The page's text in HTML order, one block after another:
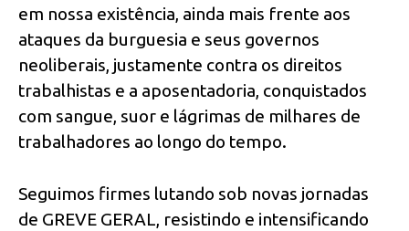
em nossa existência, ainda mais frente aos
ataques da burguesia e seus governos
neoliberais, justamente contra os direitos
trabalhistas e a aposentadoria, conquistados
com sangue, suor e lágrimas de milhares de
trabalhadores ao longo do tempo.
Seguimos firmes lutando sob novas jornadas
de GREVE GERAL, resistindo e intensificando